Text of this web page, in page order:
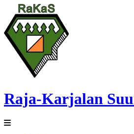
Raja-Karjalan